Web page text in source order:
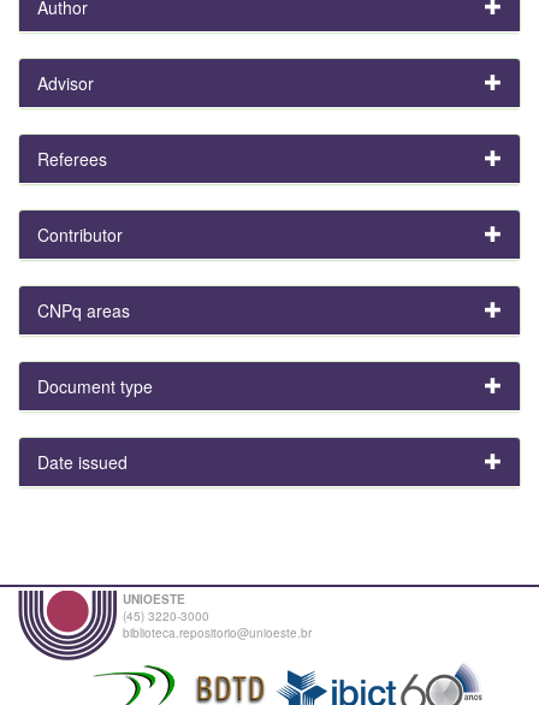
Author
Advisor
Referees
Contributor
CNPq areas
Document type
Date issued
UNIOESTE
(45) 3220-3000
biblioteca.repositorio@unioeste.br